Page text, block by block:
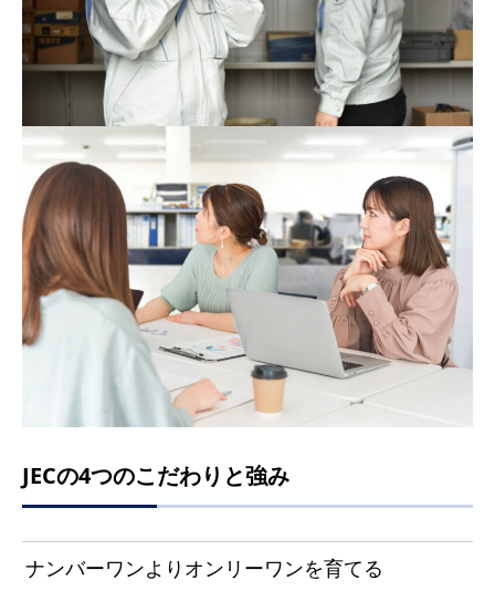
JECの4つのこだわりと強み
ナンバーワンよりオンリーワンを育てる